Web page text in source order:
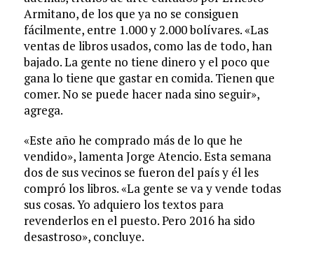
Armitano, de los que ya no se consiguen
fácilmente, entre 1.000 y 2.000 bolívares. «Las
ventas de libros usados, como las de todo, han
bajado. La gente no tiene dinero y el poco que
gana lo tiene que gastar en comida. Tienen que
comer. No se puede hacer nada sino seguir»,
agrega.
«Este año he comprado más de lo que he
vendido», lamenta Jorge Atencio. Esta semana
dos de sus vecinos se fueron del país y él les
compró los libros. «La gente se va y vende todas
sus cosas. Yo adquiero los textos para
revenderlos en el puesto. Pero 2016 ha sido
desastroso», concluye.